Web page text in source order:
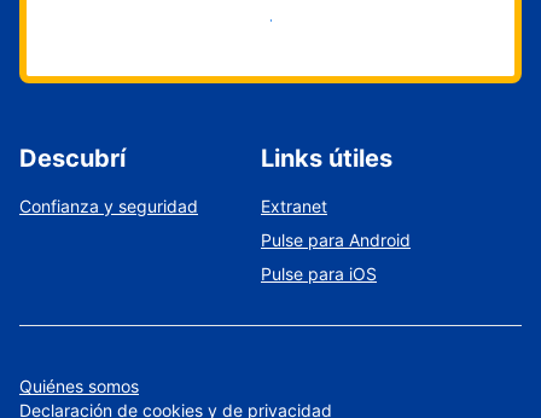
Empezar ahora
Descubrí
Confianza y seguridad
Links útiles
Extranet
Pulse para Android
Pulse para iOS
Quiénes somos
Declaración de cookies y de privacidad